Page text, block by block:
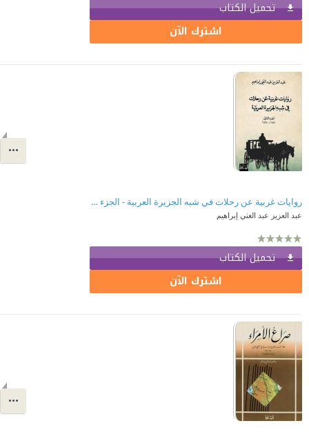
تحميل الكتاب
اشترك الآن
روايات غربية عن رحلات في شبه الجزيرة العربية - الجزء الثاني (1850-1880)
عبد العزيز عبد الغني إبراهيم
تحميل الكتاب
اشترك الآن